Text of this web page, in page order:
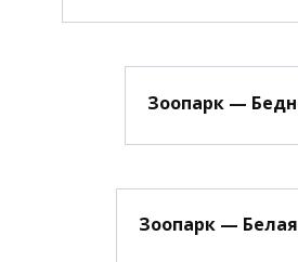
Зоопарк —
Зоопарк —